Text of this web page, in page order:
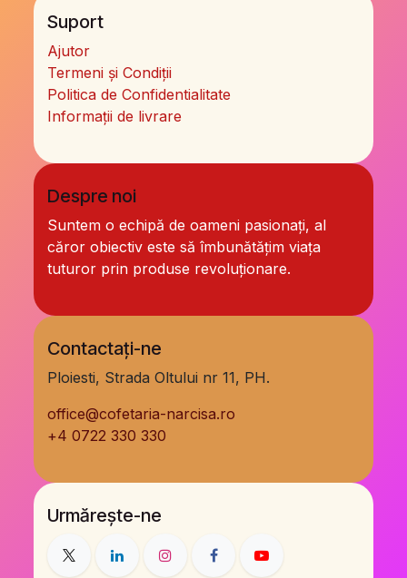
Suport
Ajutor
Termeni și Condiții
Politica de Confidentialitate
Informații de livrare
Despre noi
Suntem o echipă de oameni pasionați, al
căror obiectiv este să îmbunătățim viața
tuturor prin produse revoluționare.
Contactați-ne
Ploiesti, Strada Oltului nr 11, PH.
office@cofetaria-narcisa.ro
+4 0722 330 330
Urmărește-ne